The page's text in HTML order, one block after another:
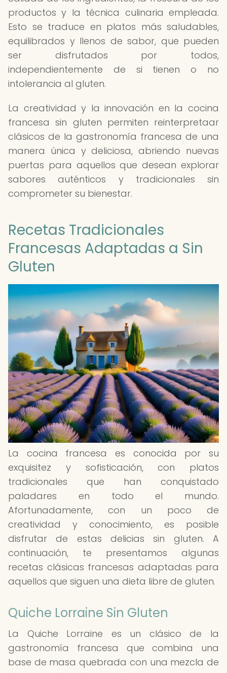
productos y la técnica culinaria empleada.
Esto se traduce en platos más saludables,
equilibrados y llenos de sabor, que pueden
ser disfrutados por todos,
independientemente de si tienen o no
intolerancia al gluten.
La creatividad y la innovación en la cocina
francesa sin gluten permiten reinterpretaar
clásicos de la gastronomía francesa de una
manera única y deliciosa, abriendo nuevas
puertas para aquellos que desean explorar
sabores auténticos y tradicionales sin
comprometer su bienestar.
Recetas Tradicionales
Francesas Adaptadas a Sin
Gluten
La cocina francesa es conocida por su
exquisitez y sofisticación, con platos
tradicionales que han conquistado
paladares en todo el mundo.
Afortunadamente, con un poco de
creatividad y conocimiento, es posible
disfrutar de estas delicias sin gluten. A
continuación, te presentamos algunas
recetas clásicas francesas adaptadas para
aquellos que siguen una dieta libre de gluten.
Quiche Lorraine Sin Gluten
La Quiche Lorraine es un clásico de la
gastronomía francesa que combina una
base de masa quebrada con una mezcla de